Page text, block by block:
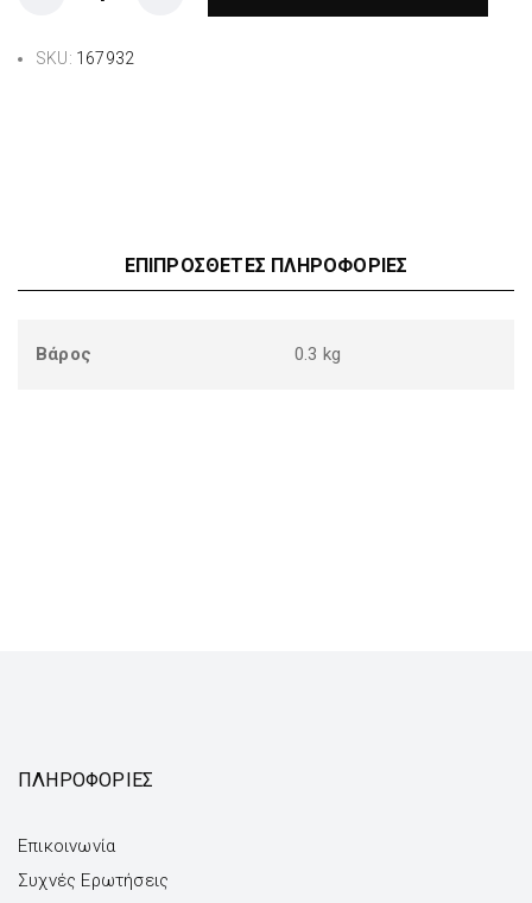
SKU: 167932
ΕΠΙΠΡΌΣΘΕΤΕΣ ΠΛΗΡΟΦΟΡΊΕΣ
Βάρος 0.3 kg
ΠΛΗΡΟΦΟΡΙΕΣ
Επικοινωνία
Συχνές Ερωτήσεις